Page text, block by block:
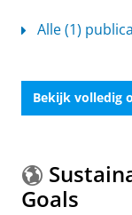
Alle (1)
Bekijk volledig
Goals